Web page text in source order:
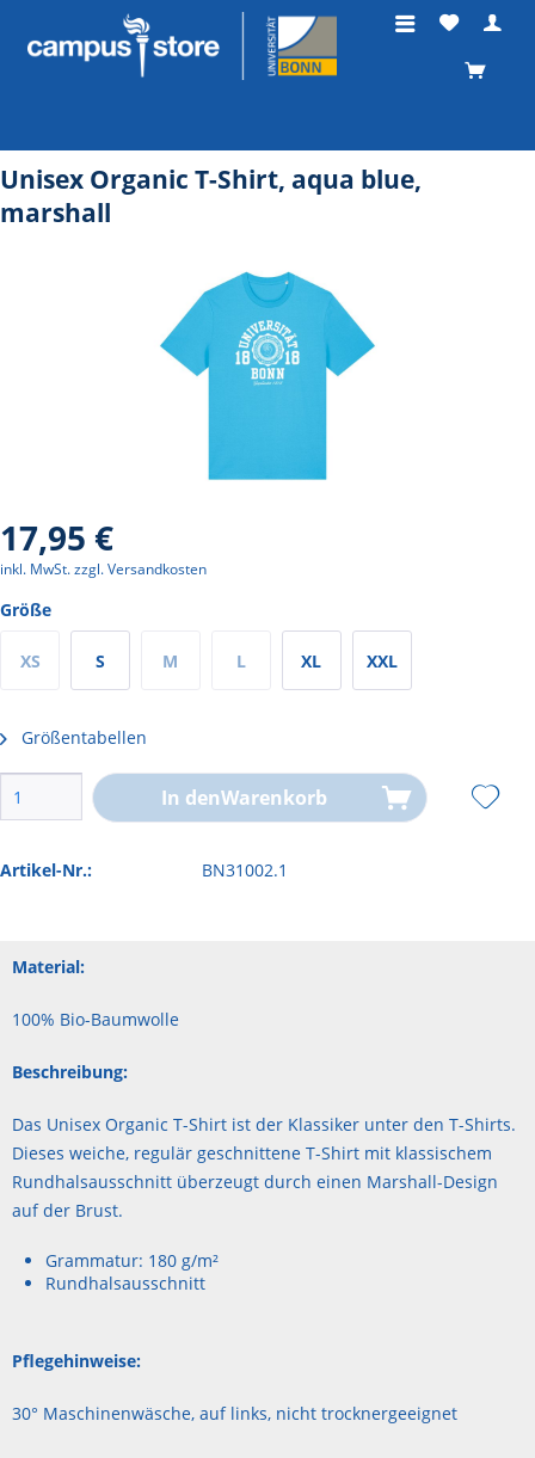
Unisex Organic T-Shirt, aqua blue,
marshall
17,95 €
inkl. MwSt.zzgl. Versandkosten
Größe
XS S M L XL XXL
Größentabellen
In denWarenkorb
Artikel-Nr.: BN31002.1
Material:
100% Bio-Baumwolle
Beschreibung:
Das Unisex Organic T-Shirt ist der Klassiker unter den T-Shirts.
Dieses weiche, regulär geschnittene T-Shirt mit klassischem
Rundhalsausschnitt überzeugt durch einen Marshall-Design
auf der Brust.
Grammatur: 180 g/m²
Rundhalsausschnitt
Pflegehinweise:
30° Maschinenwäsche, auf links, nicht trocknergeeignet